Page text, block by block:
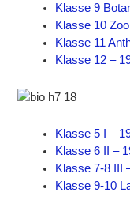
Klasse 9
Klasse 10
Klasse 11
Klasse 12 –
Klasse 5 I –
Klasse 6 II –
Klasse 7-8 III
Klasse 9-10